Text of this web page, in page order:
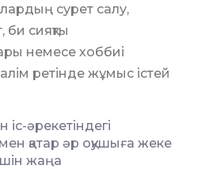
сурет салу,
би сияқты
немесе хоббиі
ретінде жұмыс істей
іс-әрекетіндегі
қатар әр оқушыға жеке
жаңа